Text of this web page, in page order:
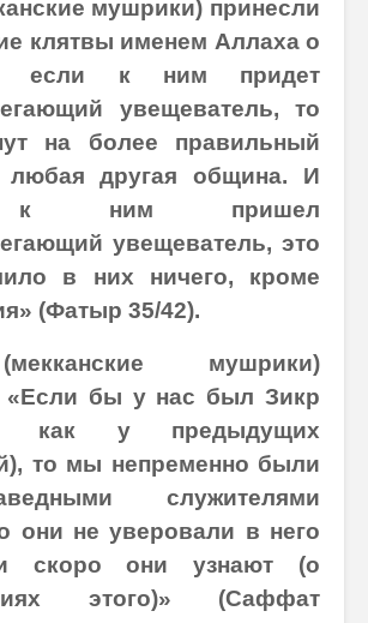
мушрики) принесли
клятвы именем Аллаха о
если к ним придет
увещеватель, то
на более правильный
любая другая община. И
к ним пришел
увещеватель, это
в них ничего, кроме
(Фатыр 35/42).
мушрики)
«Если бы у нас был Зикр
как у предыдущих
то мы непременно были
служителями
они не уверовали в него
скоро они узнают (о
этого)» (Саффат